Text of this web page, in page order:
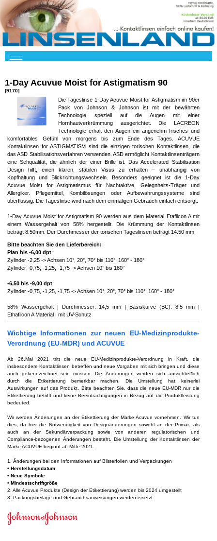
1-Day Acuvue Moist for Astigmatism 90
[9170]
Die Tageslinse 1-Day Acuvue Moist for Astigmatism im 90er
Pack von Johnson & Johnson ist mit der bewährten
Technologie speziell auf die Augen mit einer
Hornhautverkrümmung ausgerichtet. Die LACREON
Technologie erhält den Augen ein angenehm frisches und
komfortables Gefühl von morgens bis zum Ende des Tages. ACUVUE
Kontaktlinsen for ASTIGMATISM sind die einzigen torischen Kontaktlinsen, die
das ASD Stabilisationsverfahren verwenden. ASD ermöglicht Kontaktlinsenträgern
eine Sehqualität, die ähnlich der einer Brille ist. Das Accelerated Stabilisation
Design hilft, einen klaren, stabilen Visus zu erhalten – unabhängig von
Kopfhaltung und Blickrichtungswechseln. Besonders geeignet ist die 1-Day
Acuvue Moist for Astigmatismus für Nachtaktive, Gelegnheits-Träger und
Allergiker. Pflegemittel, Kombilösungen oder Aufbewahrungssysteme sind
überflüssig. Die Tageslinse wird nach dem einmaligen Gebrauch einfach entsorgt.
1-Day Acuvue Moist for Astigmatism 90 werden aus dem Material Etafilcon A mit
einem Wassergehalt von 58% hergestellt. Die Krümmung der Kontaktlinsen
beträgt 8.50mm. Der Durchmesser der torischen Tageslinsen beträgt 14.50 mm.
Bitte beachten Sie den Lieferbereich:
Plan bis -6,00 dpt:
Zylinder -2,25 -> Achsen 10°, 20°, 70° bis 110°, 160° - 180°
Zylinder -0,75, -1,25, -1,75 -> Achsen 10° bis 180°
-6,50 bis -9,00 dpt:
Zylinder -0,75, -1,25, -1,75 -> Achsen 10°, 20°, 70° bis 110°, 160° - 180°
58% Wassergehalt | Durchmesser: 14,5 mm | Basiskurve (BC): 8,5 mm |
Ethafilcon A Material | mit UV-Schutz
Wichtige Informationen zur neuen EU-Medizinprodukte-
Verordnung (EU-MDR) und ACUVUE
Ab 26.Mai 2021 tritt die neue EU-Medizinprodukte-Verordnung in Kraft, die
insbesondere Kontaktlinsen betreffen und neue Vorgaben mit sich bringen und diese
auch gekennzeichnet sein müssen. Die Änderungen werden sich ausschließlich
durch die Etikettierung bemerkbar machen. Die Umstellung hat keinerlei
Auswirkungen auf das Produkt. Bitte beachten Sie, dass die neue EU-MDR nur die
Etikettierung betrifft und keine Beeinträchtigungen in Bezug auf die Produktleistung
bedeuted.
Wir werden Änderungen an der Etikettierung der Marke Acuvue vornehmen. Wir tun
dies, da hier die Notwendigkeit von Designänderungen sowohl an der Primär- als
auch an der Sekundärverpackung sowie von anderen regulatorischen und
Compliance-bezogenen Änderungen besteht. Die Umstellung der Kontaktlinsen der
Marke ACUVUE beginnt ab Mitte 2021.
1. Änderungen bei den Informationen auf Blisterfolien und Verpackungen
• Herstellungsdatum
• Neue Symbole
• Mindestschriftgröße
2. Alle Acuvue Produkte (Design der Etikettierung) werden bis 2024 umgestellt
3. Packungsbeilage und Gebrauchsanweisungen werden ersetzt